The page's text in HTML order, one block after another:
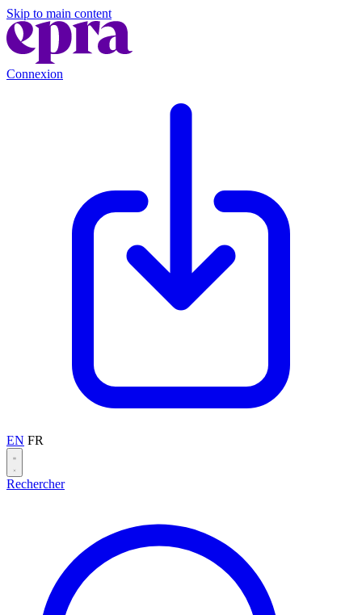
Skip to main content
Connexion
EN FR
Rechercher